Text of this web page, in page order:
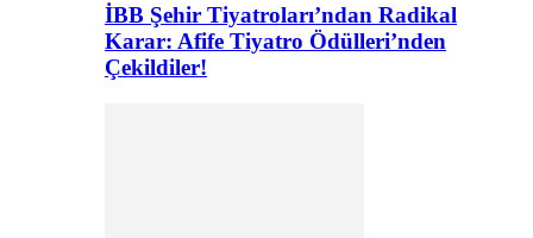
İBB Şehir Tiyatroları’ndan Radikal
Karar: Afife Tiyatro Ödülleri’nden
Çekildiler!